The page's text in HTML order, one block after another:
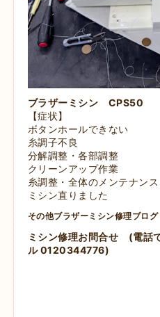
ブラザーミシン CPS50
【症状】
ボタンホールできない
糸調子不良
分解調整・各部調整
クリーンアップ作業
糸調整・全体のメンテナンス
ミシン直りました
その他ブラザーミシン修理ブログ
ミシン修理お問合せ
(電話
ル 0120344776)